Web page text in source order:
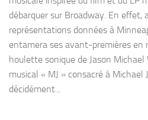
débarquer sur Broadway. En effet,
représentations données à
entamera ses avant-premières en
houlette sonique de Jason Michael
musical « MJ » consacré à Michael
décidément...